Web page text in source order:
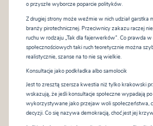
o przyszłe wyborcze poparcie polityków.
Z drugiej strony może weźmie w nich udział garstka
branży pirotechnicznej. Przeciwnicy zakazu raczej
ruchu w rodzaju „Tak dla fajerwerków”. Co prawda
społecznościowych taki ruch teoretycznie można
realistycznie, szanse na to nie są wielkie.
Konsultacje jako podkładka albo samolocik
Jest to zresztą szersza kwestia niż tylko krakowski
wskazują, że jeśli konsultacje społeczne wypadają
wykorzystywane jako przejaw woli społeczeństwa,
decyzji. Co się nazywa demokracją, choć jest jej